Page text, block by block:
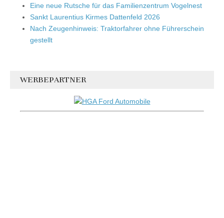
Eine neue Rutsche für das Familienzentrum Vogelnest
Sankt Laurentius Kirmes Dattenfeld 2026
Nach Zeugenhinweis: Traktorfahrer ohne Führerschein
gestellt
WERBEPARTNER